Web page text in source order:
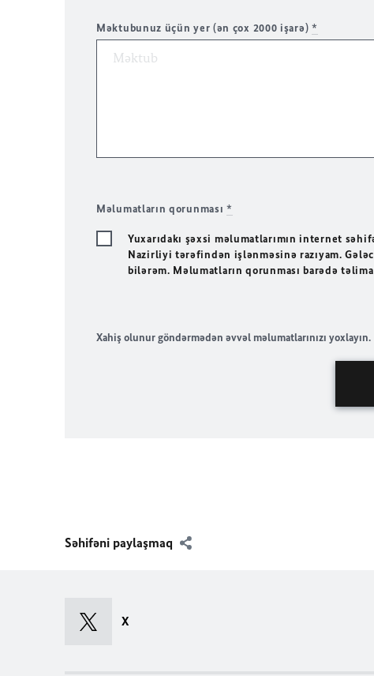
Məktubunuz üçün yer (ən çox 2000 işarə) *
Məlumatların qorunması*
Yuxarıdakı şəxsi məlumatlarımın internet
Nazirliyi tərəfindən işlənməsinə razıyam.
bilərəm. Məlumatların qorunması barədə
Xahiş olunur göndərmədən əvvəl məlumatlarınızı yoxlayın.
Səhifəni paylaşmaq
X